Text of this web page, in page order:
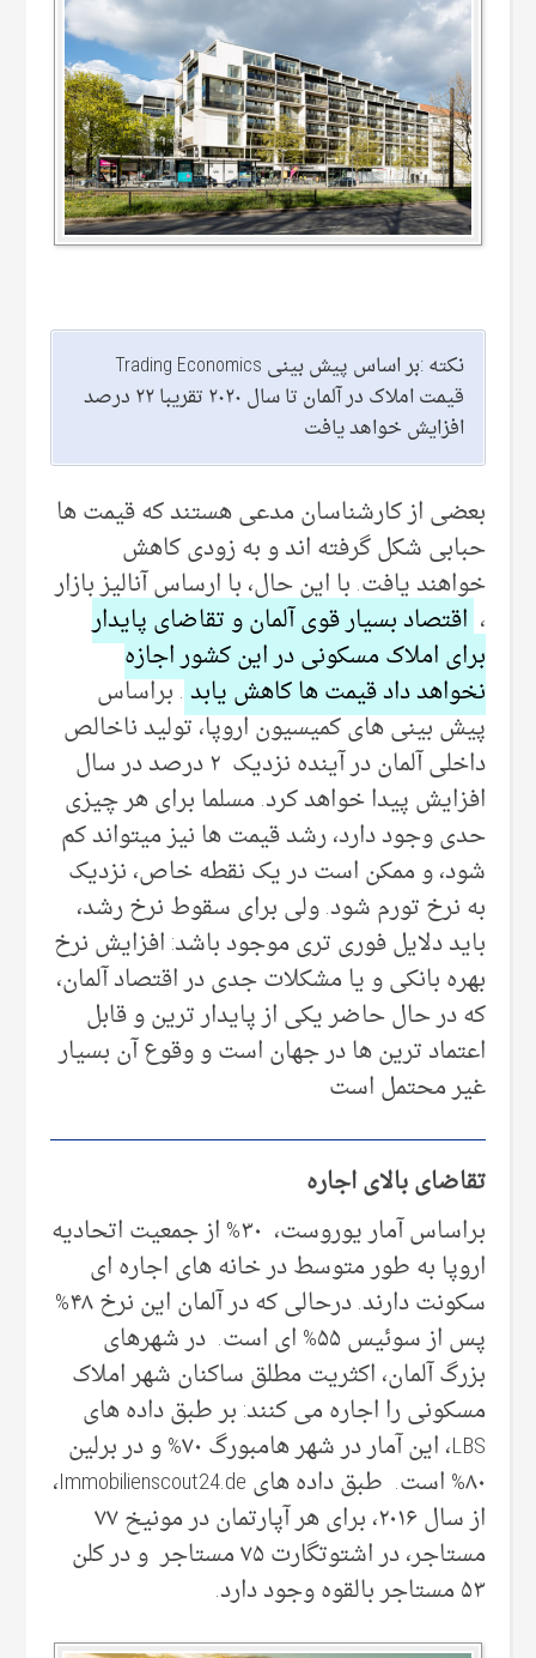
قیمت املاک در آلمان تا سال ۲۰۲۰ تقریبا ۲۲ درصد
افزایش خواهد یافت
بعضی از کارشناسان مدعی هستند که قیمت ها
حبابی شکل گرفته اند و به زودی کاهش
خواهند یافت. با این حال، با ارساس آنالیز بازار
، اقتصاد بسیار قوی آلمان و تقاضای پایدار
برای املاک مسکونی در این کشور اجازه
نخواهد داد قیمت ها کاهش یابد. براساس
پیش بینی های کمیسیون اروپا، تولید ناخالص
داخلی آلمان در آینده نزدیک ۲ درصد در سال
افزایش پیدا خواهد کرد. مسلما برای هر چیزی
حدی وجود دارد، رشد قیمت ها نیز میتواند کم
شود، و ممکن است در یک نقطه خاص، نزدیک
به نرخ تورم شود. ولی برای سقوط نرخ رشد،
باید دلایل فوری تری موجود باشد: افزایش نرخ
بهره بانکی و یا مشکلات جدی در اقتصاد آلمان،
که در حال حاضر یکی از پایدار ترین و قابل
اعتماد ترین ها در جهان است و وقوع آن بسیار
غیر محتمل است
تقاضای بالایاجاره
براساس آمار یوروست، ۳۰% از جمعیت اتحادیه
اروپا به طور متوسط در خانه های اجاره ای
سکونت دارند. درحالی که در آلمان این نرخ ۴۸%
پس از سوئیس ۵۵% ای است. در شهرهای
بزرگ آلمان، اکثریت مطلق ساکنان شهر املاک
مسکونی را اجاره می کنند: بر طبق داده های
LBS، این آمار در شهر هامبورگ ۷۰% و در برلین
۸۰% است. طبق داده های Immobilienscout24.de،
از سال ۲۰۱۶، برای هر آپارتمان در مونیخ ۷۷
مستاجر، در اشتوتگارت ۷۵ مستاجر و در کلن
۵۳ مستاجر بالقوه وجود دارد.